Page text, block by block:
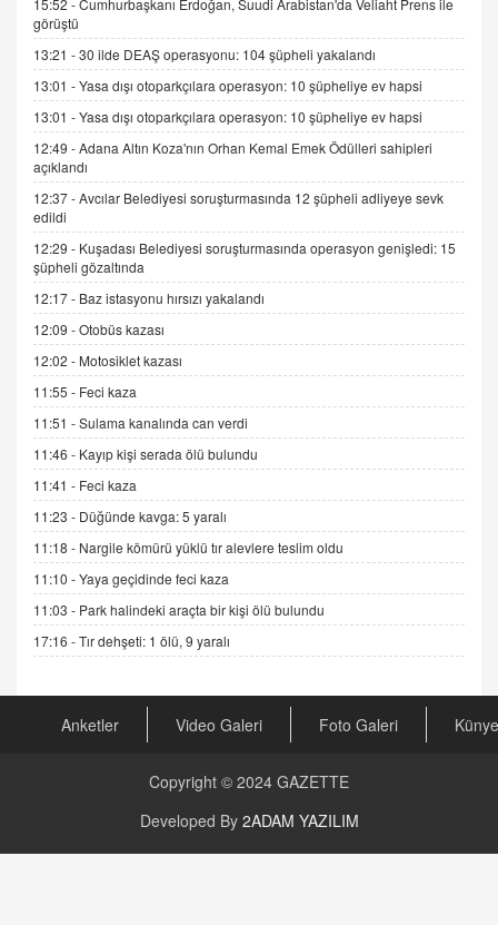
SEHER EREK
Kış Ayları Geldi, Hangi Önlemler Alınmalı?
9.12.2025 10:11
İNCİ GÜL AKÖL
06.07.2026 13:00
ADEM AKÖL
Esed Destekçilerinin Yüzüne Vurulan Şamar:
Sednaya
11.12.2024 12:30
DR. EKREM ASLAN
Gerçek Ne, Algı Ne? "Beraber Yürüyoruz"
Cümlesinin Peşinden
19.07.2025 12:45
GÖNÜL MENEKŞE
Şifacının Yolu
04.11.2025 12:56
AV. RÜMEYSA ÖZKALE
Kira Uyuşmazlıklarında Dava Açmadan Önce
Arabulucuya Başvuru Şartı
CAN UĞURATEŞ
Değişen yapısıyla Suriye
GÜNLÜK BURÇ YORUMU
15:52 -Cumhurbaşkanı Erdoğan, Suudi Arabistan'da Veliaht Prens ile
görüştü
13:21 -30 ilde DEAŞ operasyonu: 104 şüpheli yakalandı
13:01 -Yasa dışı otoparkçılara operasyon: 10 şüpheliye ev hapsi
13:01 -Yasa dışı otoparkçılara operasyon: 10 şüpheliye ev hapsi
12:49 -Adana Altın Koza'nın Orhan Kemal Emek Ödülleri sahipleri
açıklandı
12:37 -Avcılar Belediyesi soruşturmasında 12 şüpheli adliyeye sevk
edildi
12:29 - Kuşadası Belediyesi soruşturmasında operasyon genişledi: 15
şüpheli gözaltında
12:17 - Baz istasyonu hırsızı yakalandı
12:09 -Otobüs kazası
12:02 - Motosiklet kazası
11:55 - Feci kaza
11:51 -Sulama kanalında can verdi
11:46 - Kayıp kişi serada ölü bulundu
11:41 - Feci kaza
11:23 - Düğünde kavga: 5 yaralı
11:18 - Nargile kömürü yüklü tır alevlere teslim oldu
11:10 -Yaya geçidinde feci kaza
11:03 - Park halindeki araçta bir kişi ölü bulundu
17:16 -Tır dehşeti: 1 ölü, 9 yaralı
Anketler Video Galeri Foto Galeri Künye
Copyright © 2024 GAZETTE
Developed By 2ADAM YAZILIM